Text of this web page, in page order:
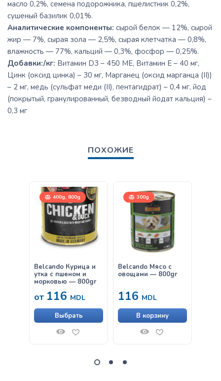
масло 0,2%, семена подорожника, пшелистник 0,2%,
сушеный базилик 0,01%.
Аналитические компоненты: сырой белок — 12%, сырой
жир — 7%, сырая зола — 2,5%, сырая клетчатка — 0,8%,
влажность — 77%, кальций — 0,3%, фосфор — 0,25%.
Добавки:/кг: Витамин D3 – 450 МЕ, Витамин E – 40 мг,
Цинк (оксид цинка) – 30 мг, Марганец (оксид марганца (II))
– 2 мг, медь (сульфат меди (II), пентагидрат) – 0,4 мг, йод
(покрытый, гранулированный, безводный йодат кальция) –
0,3 мг
ПОХОЖИЕ
400g, 800g
Belcando Курица и
утка с пшеном и
морковью — 800gr
от 116 MDL
Выбрать
300g
Belcando Мясо с
овощами — 800gr
116 MDL
В корзину